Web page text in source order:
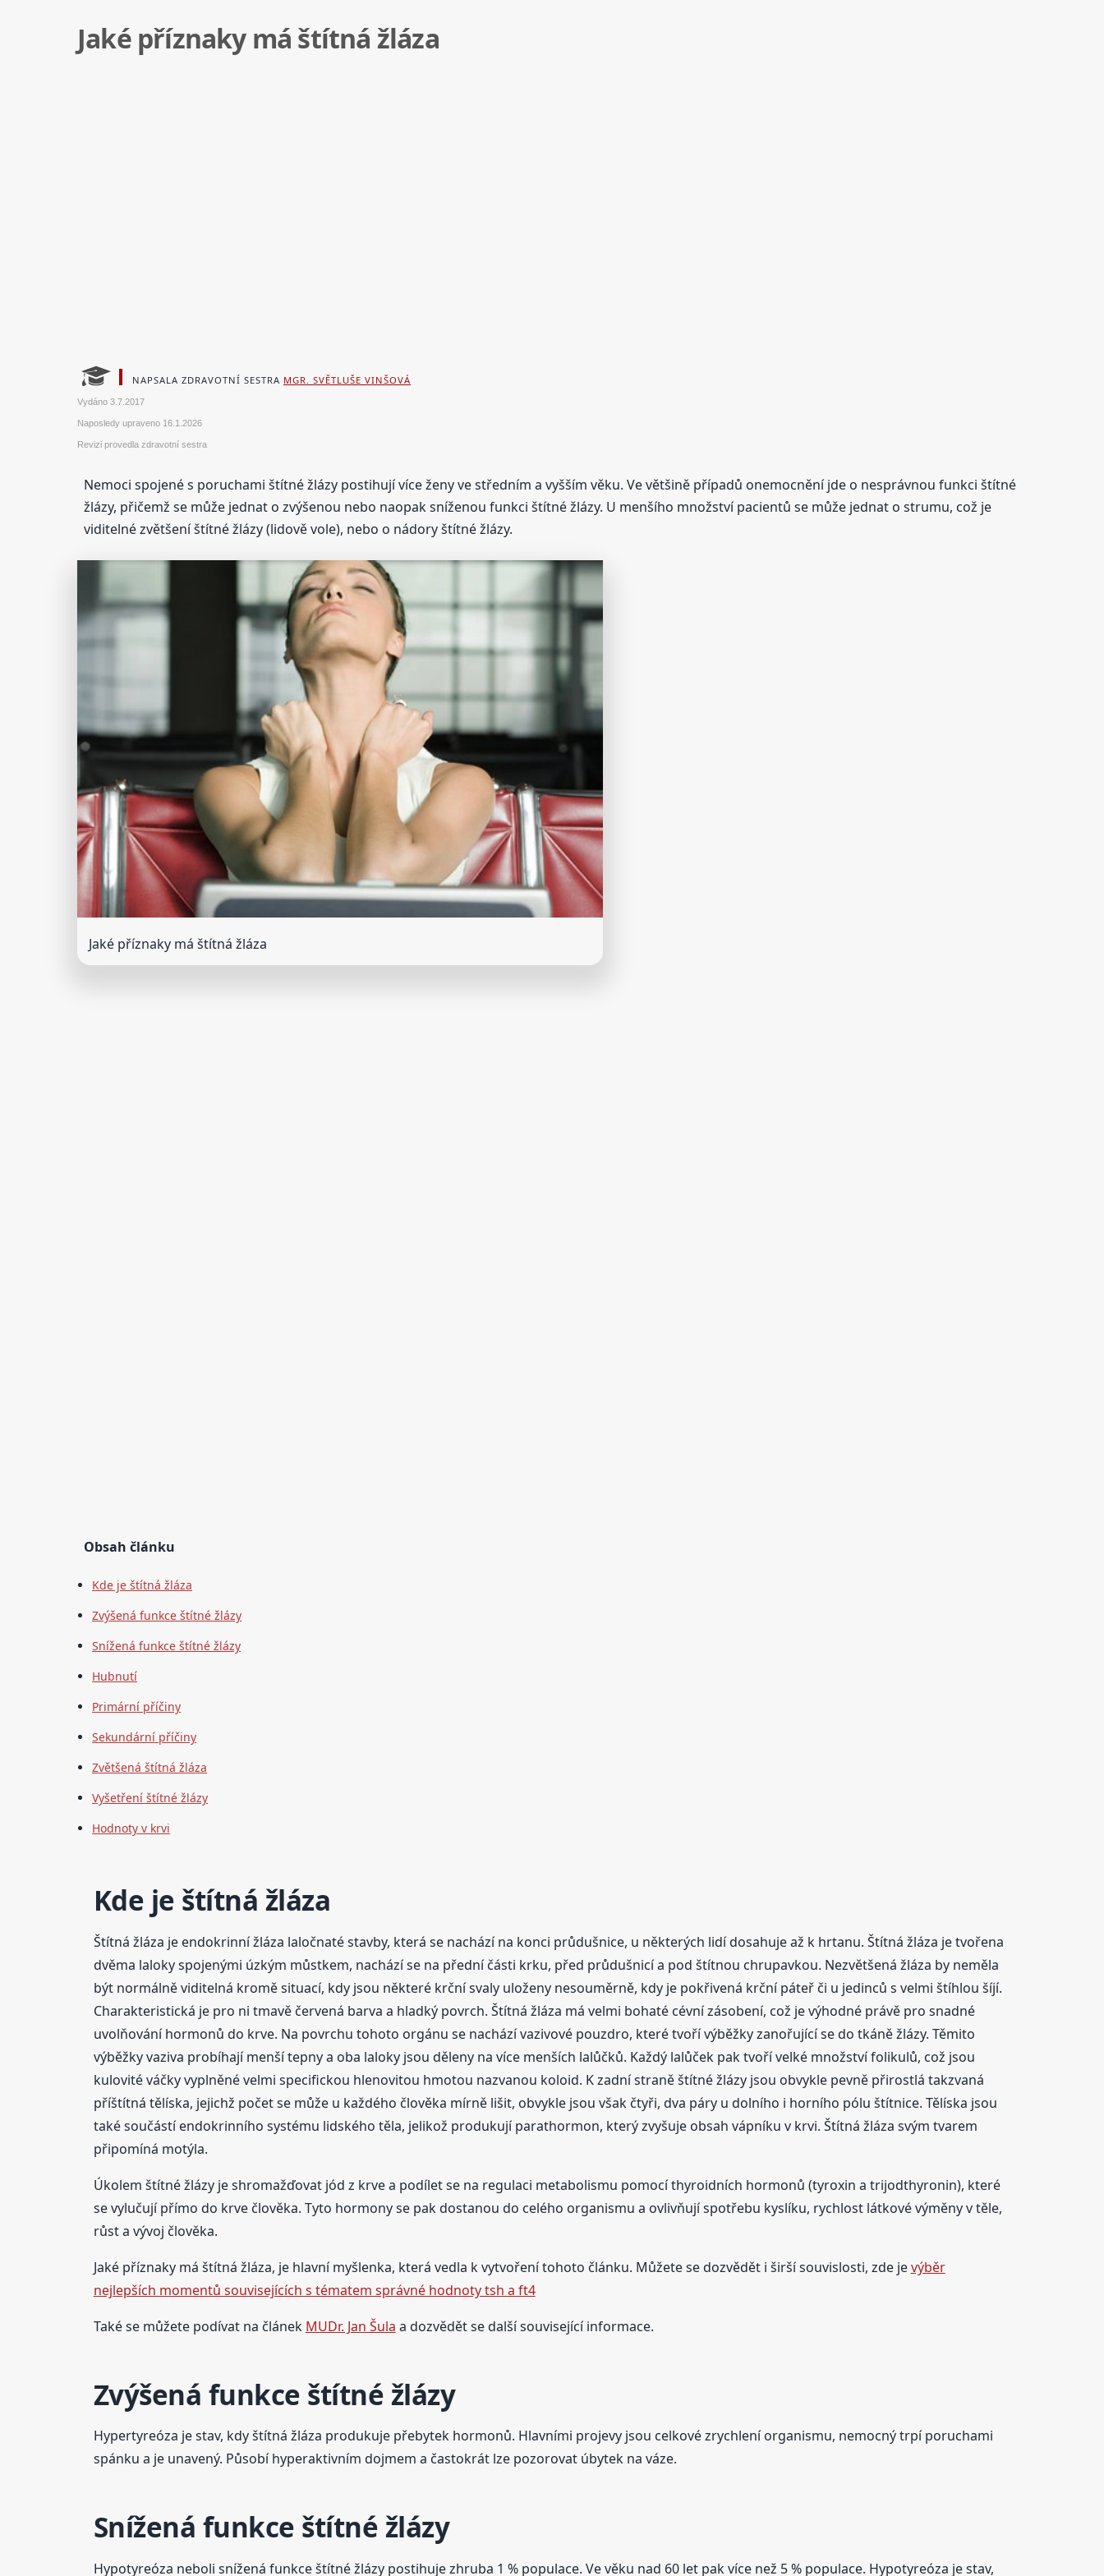
Jaké příznaky má štítná žláza
NAPSALA ZDRAVOTNÍ SESTRA MGR. SVĚTLUŠE VINŠOVÁ
Vydáno3.7.2017
Naposledy upraveno 16.1.2026
Revizi provedla zdravotní sestra
Nemoci spojené s poruchami štítné žlázy postihují více ženy ve středním a vyšším věku. Ve většině případů onemocnění jde o nesprávnou funkci štítné
žlázy, přičemž se může jednat o zvýšenou nebo naopak sníženou funkci štítné žlázy. U menšího množství pacientů se může jednat o strumu, což je
viditelné zvětšení štítné žlázy (lidově vole), nebo o nádory štítné žlázy.
Jaké příznaky má štítná žláza
Obsah článku
Kde je štítná žláza
Zvýšená funkce štítné žlázy
Snížená funkce štítné žlázy
Hubnutí
Primární příčiny
Sekundární příčiny
Zvětšená štítná žláza
Vyšetření štítné žlázy
Hodnoty v krvi
Kde je štítná žláza
Štítná žláza je endokrinní žláza laločnaté stavby, která se nachází na konci průdušnice, u některých lidí dosahuje až k hrtanu. Štítná žláza je tvořena
dvěma laloky spojenými úzkým můstkem, nachází se na přední části krku, před průdušnicí a pod štítnou chrupavkou. Nezvětšená žláza by neměla
být normálně viditelná kromě situací, kdy jsou některé krční svaly uloženy nesouměrně, kdy je pokřivená krční páteř či u jedinců s velmi štíhlou šíjí.
Charakteristická je pro ni tmavě červená barva a hladký povrch. Štítná žláza má velmi bohaté cévní zásobení, což je výhodné právě pro snadné
uvolňování hormonů do krve. Na povrchu tohoto orgánu se nachází vazivové pouzdro, které tvoří výběžky zanořující se do tkáně žlázy. Těmito
výběžky vaziva probíhají menší tepny a oba laloky jsou děleny na více menších lalůčků. Každý lalůček pak tvoří velké množství folikulů, což jsou
kulovité váčky vyplněné velmi specifickou hlenovitou hmotou nazvanou koloid. K zadní straně štítné žlázy jsou obvykle pevně přirostlá takzvaná
příštítná tělíska, jejichž počet se může u každého člověka mírně lišit, obvykle jsou však čtyři, dva páry u dolního i horního pólu štítnice. Tělíska jsou
také součástí endokrinního systému lidského těla, jelikož produkují parathormon, který zvyšuje obsah vápníku v krvi. Štítná žláza svým tvarem
připomíná motýla.
Úkolem štítné žlázy je shromažďovat jód z krve a podílet se na regulaci metabolismu pomocí thyroidních hormonů (tyroxin a trijodthyronin), které
se vylučují přímo do krve člověka. Tyto hormony se pak dostanou do celého organismu a ovlivňují spotřebu kyslíku, rychlost látkové výměny v těle,
růst a vývoj člověka.
Jaké příznaky má štítná žláza, je hlavní myšlenka, která vedla k vytvoření tohoto článku. Můžete se dozvědět i širší souvislosti, zde jevýběr
nejlepších momentů souvisejících s tématem správné hodnoty tsh a ft4
Také se můžete podívat na článek MUDr. Jan Šula a dozvědět se další související informace.
Zvýšená funkce štítné žlázy
Hypertyreóza je stav, kdy štítná žláza produkuje přebytek hormonů. Hlavními projevy jsou celkové zrychlení organismu, nemocný trpí poruchami
spánku a je unavený. Působí hyperaktivním dojmem a častokrát lze pozorovat úbytek na váze.
Snížená funkce štítné žlázy
Hypotyreóza neboli snížená funkce štítné žlázy postihuje zhruba 1 % populace. Ve věku nad 60 let pak více než 5 % populace. Hypotyreóza je stav,